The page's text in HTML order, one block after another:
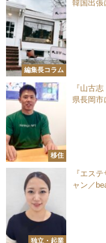
編集長コラム
韓国出張
移住
『山古
県長岡
独立・起業
『エス
ャン／